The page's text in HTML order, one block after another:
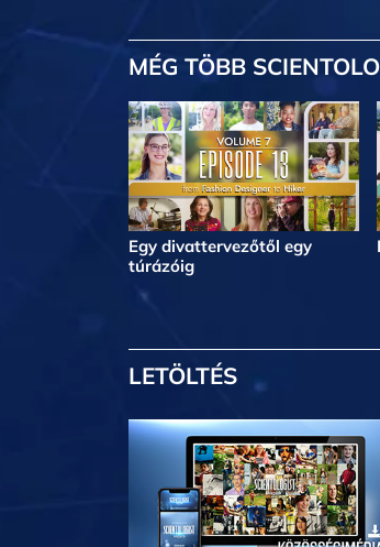
MÉG TÖBB
Egy divattervezőtől egy
túrázóig
LETÖLTÉS